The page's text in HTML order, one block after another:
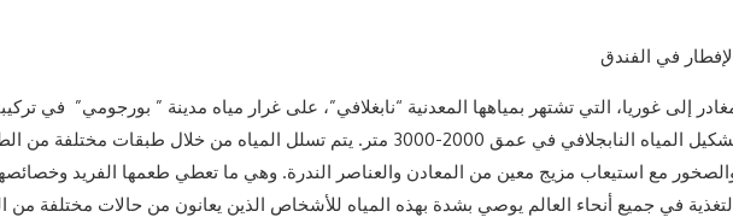
في الفندق
إلى غوريا، التي تشتهر بمياهها المعدنية “نابغلافي”، على غرار مياه مدينة ” بورجومي” في
تشكيل المياه النابجلافي في عمق 2000-3000 متر. يتم تسلل المياه من خلال طبقات
مع استيعاب مزيج معين من المعادن والعناصر الندرة. وهي ما تعطي طعمها الفريد
في جميع أنحاء العالم يوصي بشدة بهذه المياه للأشخاص الذين يعانون من حالات مختلفة من